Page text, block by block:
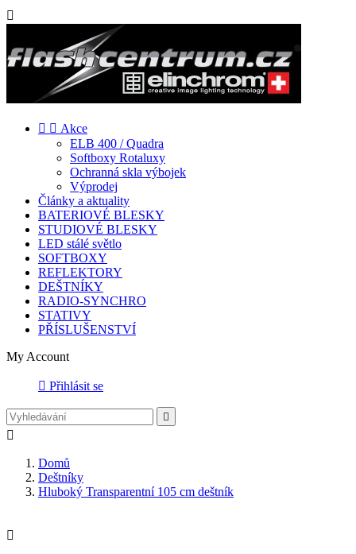

  Akce
ELB 400 / Quadra
Softboxy Rotaluxy
Ochranná skla výbojek
Výprodej
Články a aktuality
BATERIOVÉ BLESKY
STUDIOVÉ BLESKY
LED stálé světlo
SOFTBOXY
REFLEKTORY
DEŠTNÍKY
RADIO-SYNCHRO
STATIVY
PŘÍSLUŠENSTVÍ
My Account
 Přihlásit se


Domů
Deštníky
Hluboký Transparentní 105 cm deštník
